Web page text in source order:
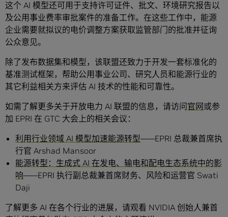
这个 AI 模型还可用于支持许可证件、批文、环境研究报告以
及公用事业费率审批案件的准备工作。在这些工作中，能源
企业需要就拟议的电价调整方案获取监管部门的批准并征询
公众意见。
除了发布数据集和模型，该联盟还致力于开发一套标准化的
基准测试框架，帮助公用事业公司、研究人员和能源行业的
其它利益相关方来评估 AI 技术的性能和可靠性。
如需了解更多关于开放电力 AI 联盟的信息，请访问官网或参
加 EPRI 在 GTC 大会上的相关会议：
利用行业领域 AI 模型加速能源转型——EPRI 总裁兼首席执
行官 Arshad Mansoor
能源转型：生成式 AI 在发电、输电和配电生态系统中的影
响——EPRI 执行副总裁兼首席财务、风险和运营官 Swati
Daji
了解更多 AI 在各个行业的进展，请观看 NVIDIA 创始人兼首